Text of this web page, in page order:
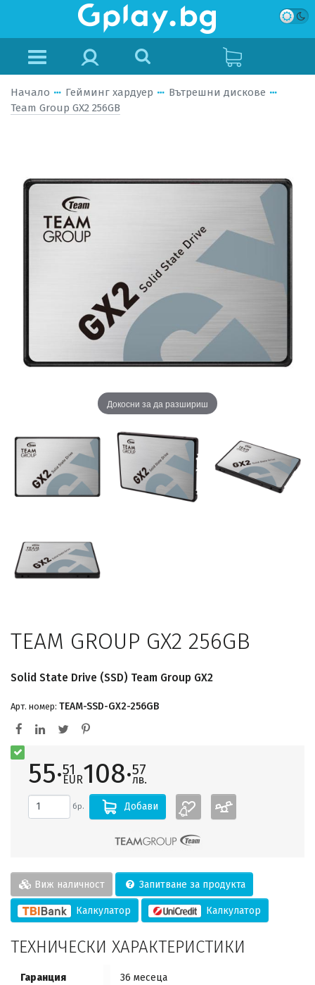
Начало Гейминг хардуер
Вътрешни дискове
Team Group GX2 256GB
Докосни за да разшириш
TEAM GROUP GX2 256GB
Solid State Drive (SSD) Team Group GX2
Арт. номер: TEAM-SSD-GX2-256GB
55·51
EUR108·57
лв.
бр. Добави
Виж наличност Запитване за продукта
Калкулатор Калкулатор
ТЕХНИЧЕСКИ ХАРАКТЕРИСТИКИ
Гаранция 36 месеца